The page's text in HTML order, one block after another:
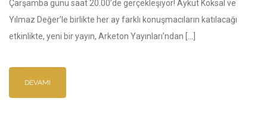
Çarşamba günü saat 20.00’de gerçekleşiyor! Aykut Köksal ve
Yılmaz Değer’le birlikte her ay farklı konuşmacıların katılacağı
etkinlikte, yeni bir yayın, Arketon Yayınları’ndan […]
DEVAMI